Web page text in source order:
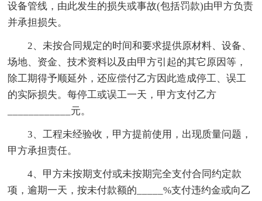
设备管线，由此发生的损失或事故(包括罚款)由甲方负责
并承担损失。
2、未按合同规定的时间和要求提供原材料、设备、
场地、资金、技术资料以及由甲方引起的其它原因等，
除工期得予顺延外，还应偿付乙方因此造成停工、误工
的实际损失。每停工或误工一天，甲方支付乙方
____________元。
3、工程未经验收，甲方提前使用，出现质量问题，
甲方承担责任。
4、甲方未按期支付或未按期完全支付合同约定款
项，逾期一天，按未付款额的_____%支付违约金或向乙